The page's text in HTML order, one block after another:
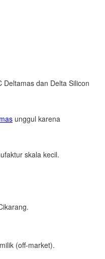
dan Delta Silicon
unggul karena
skala kecil.
(off-market).